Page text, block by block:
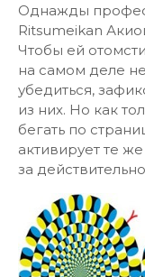
Однажды
Ritsumeikan
Чтобы ей
на самом деле
убедиться,
из них. Но как
бегать по
активирует те
за